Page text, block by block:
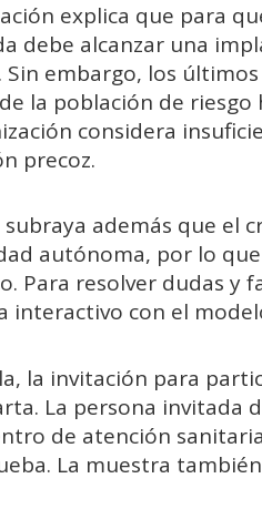
explica que para
debe alcanzar una
Sin embargo, los
la población de
considera
precoz.
subraya además que el
autónoma, por lo
Para resolver dudas y
interactivo con el
la invitación para
La persona invitada
de atención
La muestra